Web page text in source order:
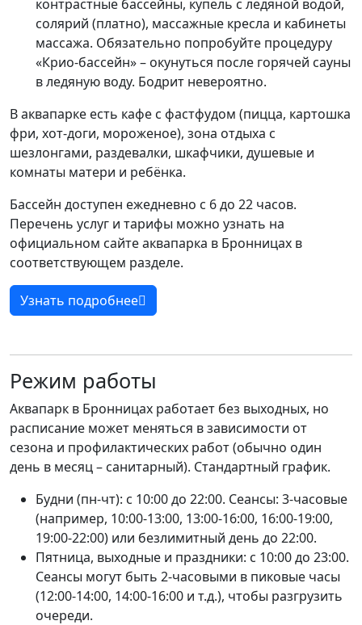
контрастные бассейны, купель с ледяной водой,
солярий (платно), массажные кресла и кабинеты
массажа. Обязательно попробуйте процедуру
«Крио-бассейн» – окунуться после горячей сауны
в ледяную воду. Бодрит невероятно.
В аквапарке есть кафе с фастфудом (пицца, картошка
фри, хот-доги, мороженое), зона отдыха с
шезлонгами, раздевалки, шкафчики, душевые и
комнаты матери и ребёнка.
Бассейн доступен ежедневно с 6 до 22 часов.
Перечень услуг и тарифы можно узнать на
официальном сайте аквапарка в Бронницах в
соответствующем разделе.
Узнать подробнее
Режим работы
Аквапарк в Бронницах работает без выходных, но
расписание может меняться в зависимости от
сезона и профилактических работ (обычно один
день в месяц – санитарный). Стандартный график.
Будни (пн-чт): с 10:00 до 22:00. Сеансы: 3-часовые
(например, 10:00-13:00, 13:00-16:00, 16:00-19:00,
19:00-22:00) или безлимитный день до 22:00.
Пятница, выходные и праздники: с 10:00 до 23:00.
Сеансы могут быть 2-часовыми в пиковые часы
(12:00-14:00, 14:00-16:00 и т.д.), чтобы разгрузить
очереди.